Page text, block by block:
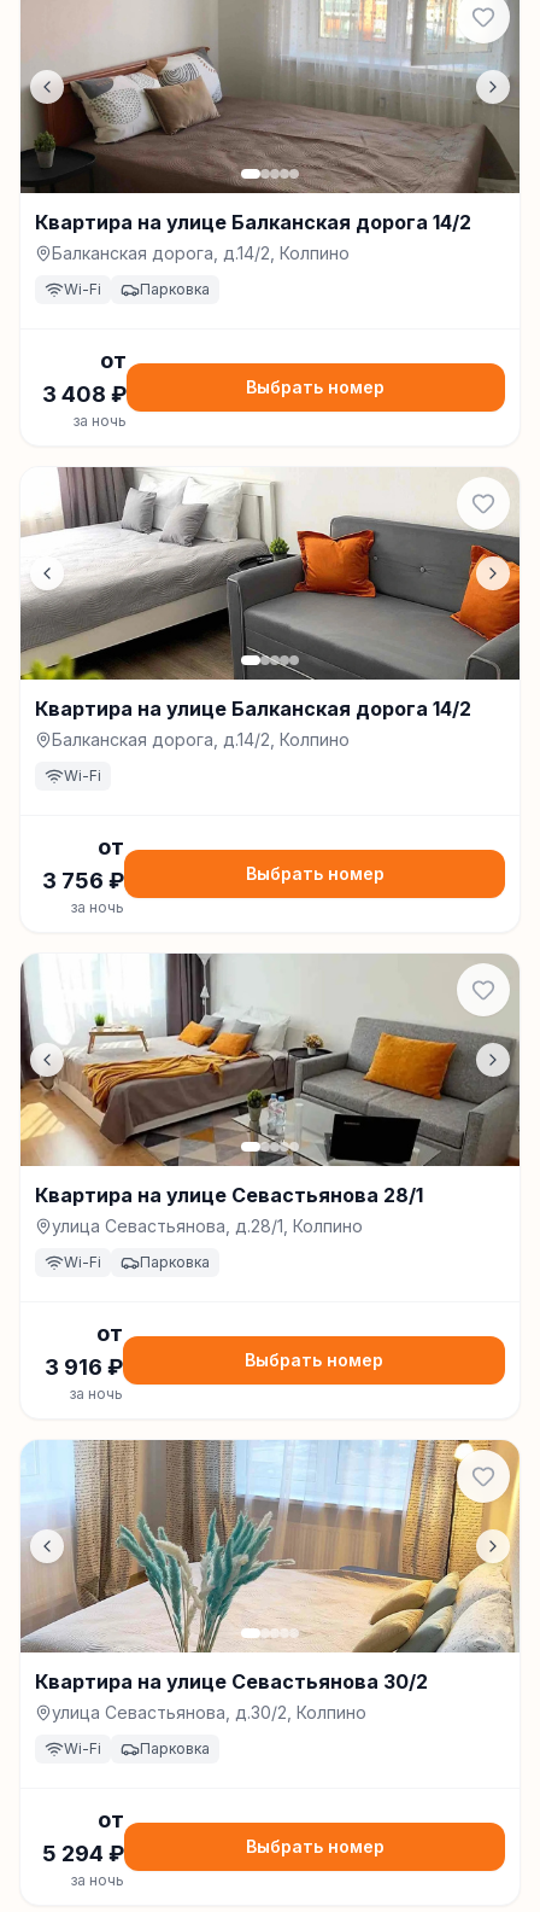
Квартира на улице Балканская дорога 14/2
Балканская дорога, д.14/2, Колпино
Wi-Fi Парковка
от
3 408 ₽
за ночь
Выбрать номер
Квартира на улице Балканская дорога 14/2
Балканская дорога, д.14/2, Колпино
Wi-Fi
от
3 756 ₽
за ночь
Выбрать номер
Квартира на улице Севастьянова 28/1
улица Севастьянова, д.28/1, Колпино
Wi-Fi Парковка
от
3 916 ₽
за ночь
Выбрать номер
Квартира на улице Севастьянова 30/2
улица Севастьянова, д.30/2, Колпино
Wi-Fi Парковка
от
5 294 ₽
за ночь
Выбрать номер